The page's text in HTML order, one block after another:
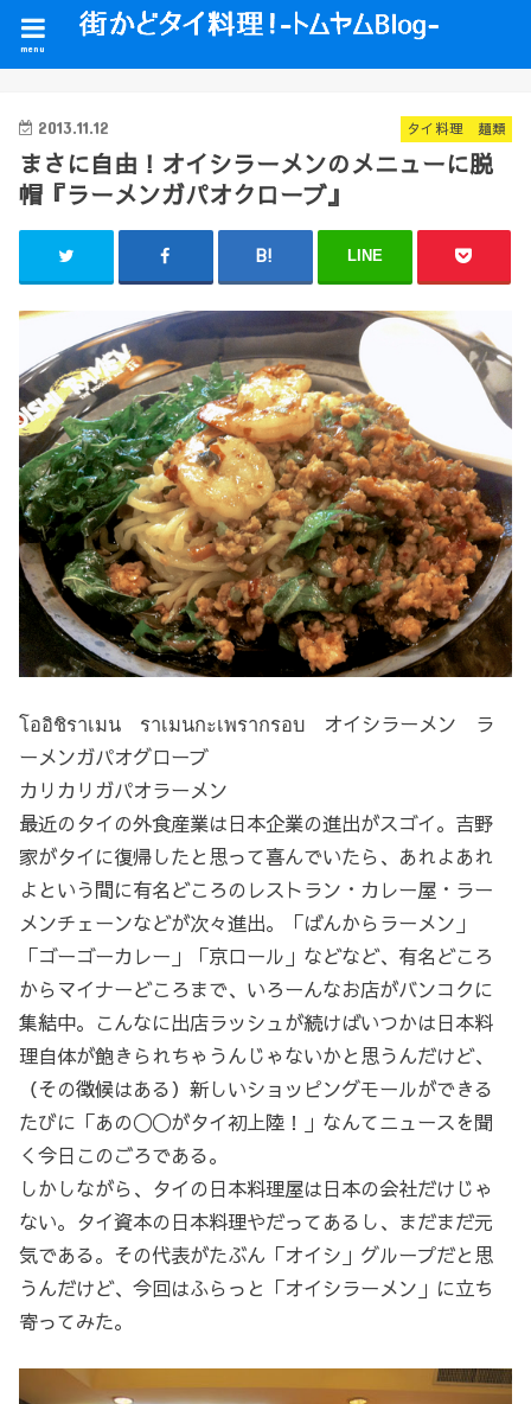
menu
タイ料理 麺類
2013.11.12
まさに自由！オイシラーメンのメニューに脱
帽『ラーメンガパオクローブ』
LINE
โออิชิราเมน ราเมนกะเพรากรอบ オイシラーメン ラ
ーメンガパオグローブ
カリカリガパオラーメン
最近のタイの外食産業は日本企業の進出がスゴイ。吉野
家がタイに復帰したと思って喜んでいたら、あれよあれ
よという間に有名どころのレストラン・カレー屋・ラー
メンチェーンなどが次々進出。「ばんからラーメン」
「ゴーゴーカレー」「京ロール」などなど、有名どころ
からマイナーどころまで、いろーんなお店がバンコクに
集結中。こんなに出店ラッシュが続けばいつかは日本料
理自体が飽きられちゃうんじゃないかと思うんだけど、
（その徴候はある）新しいショッピングモールができる
たびに「あの◯◯がタイ初上陸！」なんてニュースを聞
く今日このごろである。
しかしながら、タイの日本料理屋は日本の会社だけじゃ
ない。タイ資本の日本料理やだってあるし、まだまだ元
気である。その代表がたぶん「オイシ」グループだと思
うんだけど、今回はふらっと「オイシラーメン」に立ち
寄ってみた。